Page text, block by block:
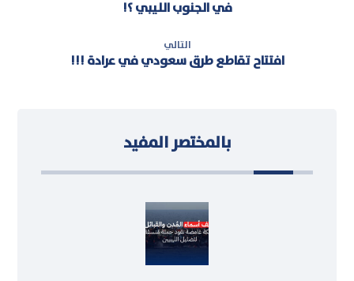
في الجنوب الليبي ؟!
التالي
افتتاح تقاطع طرق سعودي في عرادة !!!
بالمختصر المفيد